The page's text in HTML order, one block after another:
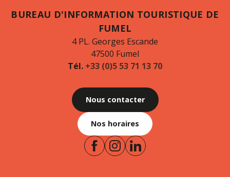
BUREAU D'INFORMATION TOURISTIQUE DE
FUMEL
4 PL. Georges Escande
47500 Fumel
Tél. +33 (0)5 53 71 13 70
Nous contacter
Nos horaires